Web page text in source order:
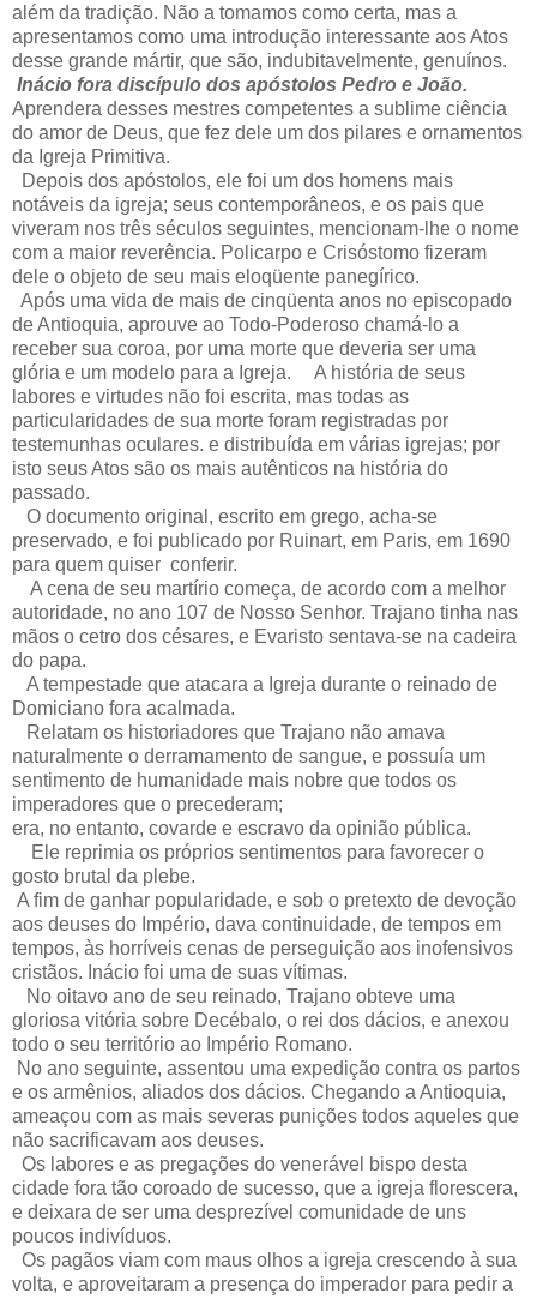
além da tradição. Não a tomamos como certa, mas a
apresentamos como uma introdução interessante aos Atos
desse grande mártir, que são, indubitavelmente, genuínos.
Inácio fora discípulo dos apóstolos Pedro e João.
Aprendera desses mestres competentes a sublime ciência
do amor de Deus, que fez dele um dos pilares e ornamentos
da Igreja Primitiva.
Depois dos apóstolos, ele foi um dos homens mais
notáveis da igreja; seus contemporâneos, e os pais que
viveram nos três séculos seguintes, mencionam-lhe o nome
com a maior reverência. Policarpo e Crisóstomo fizeram
dele o objeto de seu mais eloqüente panegírico.
Após uma vida de mais de cinqüenta anos no episcopado
de Antioquia, aprouve ao Todo-Poderoso chamá-lo a
receber sua coroa, por uma morte que deveria ser uma
glória e um modelo para a Igreja. A história de seus
labores e virtudes não foi escrita, mas todas as
particularidades de sua morte foram registradas por
testemunhas oculares. e distribuída em várias igrejas; por
isto seus Atos são os mais autênticos na história do
passado.
O documento original, escrito em grego, acha-se
preservado, e foi publicado por Ruinart, em Paris, em 1690
para quem quiser conferir.
A cena de seu martírio começa, de acordo com a melhor
autoridade, no ano 107 de Nosso Senhor. Trajano tinha nas
mãos o cetro dos césares, e Evaristo sentava-se na cadeira
do papa.
A tempestade que atacara a Igreja durante o reinado de
Domiciano fora acalmada.
Relatam os historiadores que Trajano não amava
naturalmente o derramamento de sangue, e possuía um
sentimento de humanidade mais nobre que todos os
imperadores que o precederam;
era, no entanto, covarde e escravo da opinião pública.
Ele reprimia os próprios sentimentos para favorecer o
gosto brutal da plebe.
A fim de ganhar popularidade, e sob o pretexto de devoção
aos deuses do Império, dava continuidade, de tempos em
tempos, às horríveis cenas de perseguição aos inofensivos
cristãos. Inácio foi uma de suas vítimas.
No oitavo ano de seu reinado, Trajano obteve uma
gloriosa vitória sobre Decébalo, o rei dos dácios, e anexou
todo o seu território ao Império Romano.
No ano seguinte, assentou uma expedição contra os partos
e os armênios, aliados dos dácios. Chegando a Antioquia,
ameaçou com as mais severas punições todos aqueles que
não sacrificavam aos deuses.
Os labores e as pregações do venerável bispo desta
cidade fora tão coroado de sucesso, que a igreja florescera,
e deixara de ser uma desprezível comunidade de uns
poucos indivíduos.
Os pagãos viam com maus olhos a igreja crescendo à sua
volta, e aproveitaram a presença do imperador para pedir a